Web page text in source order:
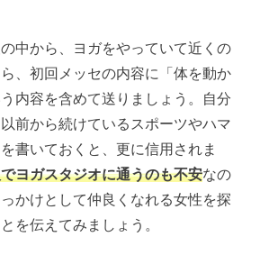
中から、ヨガをやっていて近くの
、初回メッセの内容に「体を動か
内容を含めて送りましょう。自分
前から続けているスポーツやハマ
書いておくと、更に信用されま
ヨガスタジオに通うのも不安なの
かけとして仲良くなれる女性を探
を伝えてみましょう。